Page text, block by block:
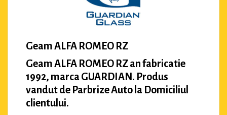
Geam ALFA ROMEO RZ
Geam ALFA ROMEO RZ an fabricatie
1992, marca GUARDIAN. Produs
vandut de Parbrize Auto la Domiciliul
clientului.